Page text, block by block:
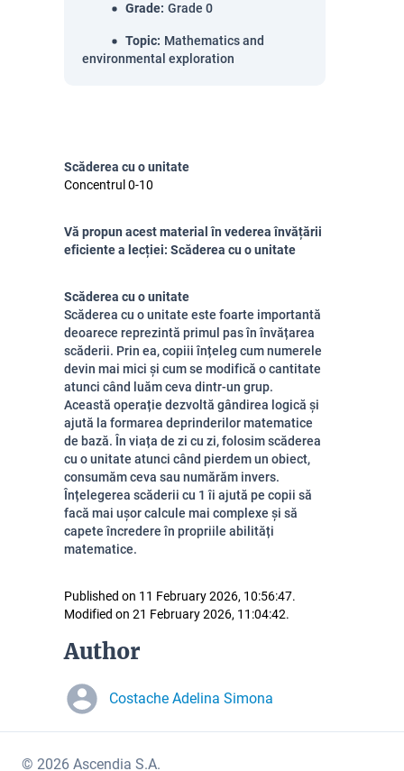
Grade: Grade 0
Topic: Mathematics and
environmental exploration
Scăderea cu o unitate
Concentrul 0-10
Vă propun acest material în vederea învățării
eficiente a lecției: Scăderea cu o unitate
Scăderea cu o unitate
Scăderea cu o unitate este foarte importantă
deoarece reprezintă primul pas în învățarea
scăderii. Prin ea, copiii înțeleg cum numerele
devin mai mici și cum se modifică o cantitate
atunci când luăm ceva dintr-un grup.
Această operație dezvoltă gândirea logică și
ajută la formarea deprinderilor matematice
de bază. În viața de zi cu zi, folosim scăderea
cu o unitate atunci când pierdem un obiect,
consumăm ceva sau numărăm invers.
Înțelegerea scăderii cu 1 îi ajută pe copii să
facă mai ușor calcule mai complexe și să
capete încredere în propriile abilități
matematice.
Published on 11 February 2026, 10:56:47.
Modified on 21 February 2026, 11:04:42.
Author
Costache Adelina Simona
© 2026 Ascendia S.A.